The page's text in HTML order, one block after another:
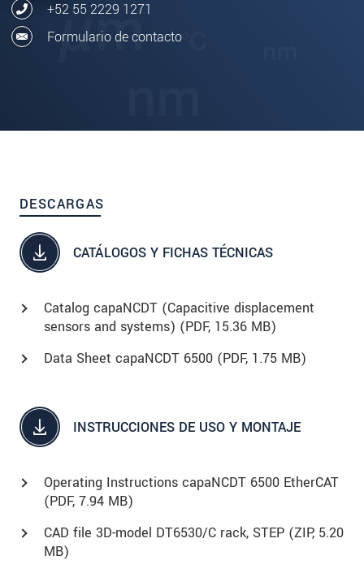
+52 55 2229 1271
Formulario de contacto
DESCARGAS
CATÁLOGOS Y FICHAS TÉCNICAS
Catalog capaNCDT (Capacitive displacement
sensors and systems) (PDF, 15.36 MB)
Data Sheet capaNCDT 6500 (PDF, 1.75 MB)
INSTRUCCIONES DE USO Y MONTAJE
Operating Instructions capaNCDT 6500 EtherCAT
(PDF, 7.94 MB)
CAD file 3D-model DT6530/C rack, STEP (ZIP, 5.20
MB)